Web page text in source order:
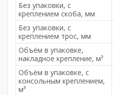
Без упаковки, с
креплением скоба, мм
Без упаковки, с
креплением трос, мм
Объём в упаковке,
накладное крепление, м³
Объём в упаковке, с
консольным креплением,
м³